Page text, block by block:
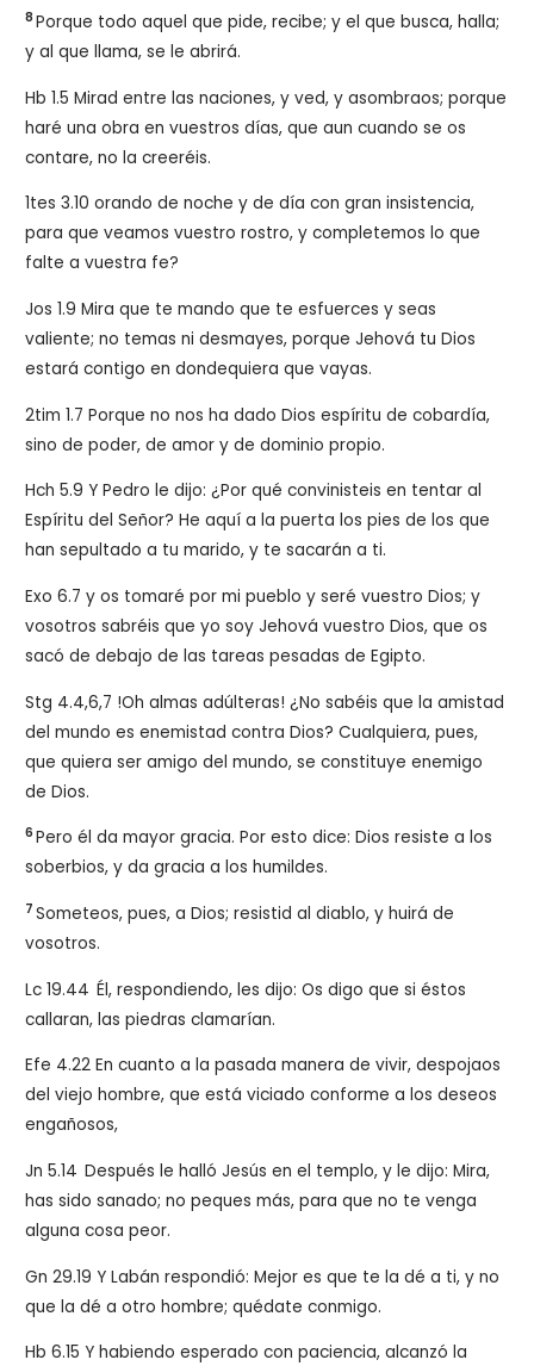
8Porque todo aquel que pide, recibe; y el que busca, halla;
y al que llama, se le abrirá.
Hb 1.5 Mirad entre las naciones, y ved, y asombraos; porque
haré una obra en vuestros días, que aun cuando se os
contare, no la creeréis.
1tes 3.10 orando de noche y de día con gran insistencia,
para que veamos vuestro rostro, y completemos lo que
falte a vuestra fe?
Jos 1.9 Mira que te mando que te esfuerces y seas
valiente; no temas ni desmayes, porque Jehová tu Dios
estará contigo en dondequiera que vayas.
2tim 1.7 Porque no nos ha dado Dios espíritu de cobardía,
sino de poder, de amor y de dominio propio.
Hch 5.9 Y Pedro le dijo: ¿Por qué convinisteis en tentar al
Espíritu del Señor? He aquí a la puerta los pies de los que
han sepultado a tu marido, y te sacarán a ti.
Exo 6.7 y os tomaré por mi pueblo y seré vuestro Dios; y
vosotros sabréis que yo soy Jehová vuestro Dios, que os
sacó de debajo de las tareas pesadas de Egipto.
Stg 4.4,6,7 !Oh almas adúlteras! ¿No sabéis que la amistad
del mundo es enemistad contra Dios? Cualquiera, pues,
que quiera ser amigo del mundo, se constituye enemigo
de Dios.
6Pero él da mayor gracia. Por esto dice: Dios resiste a los
soberbios, y da gracia a los humildes.
7Someteos, pues, a Dios; resistid al diablo, y huirá de
vosotros.
Lc 19.44 Él, respondiendo, les dijo: Os digo que si éstos
callaran, las piedras clamarían.
Efe 4.22 En cuanto a la pasada manera de vivir, despojaos
del viejo hombre, que está viciado conforme a los deseos
engañosos,
Jn 5.14 Después le halló Jesús en el templo, y le dijo: Mira,
has sido sanado; no peques más, para que no te venga
alguna cosa peor.
Gn 29.19 Y Labán respondió: Mejor es que te la dé a ti, y no
que la dé a otro hombre; quédate conmigo.
Hb 6.15 Y habiendo esperado con paciencia, alcanzó la